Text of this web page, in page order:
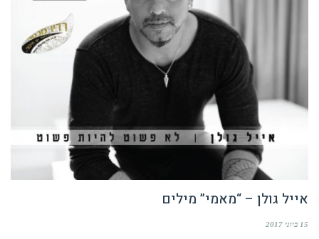
אייל גולן – “מאמי” מילים
15 ביוני 2017